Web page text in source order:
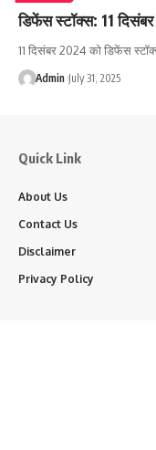
डिफेंस स्टॉक्स: 11
11 दिसंबर 2024 को डिफेंस
Admin July 31, 2025
Quick Link
About Us
Contact Us
Disclaimer
Privacy Policy